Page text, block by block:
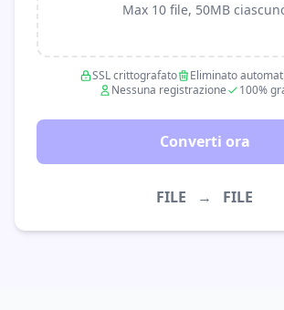
Max 10 file, 50MB
SSL crittografato
Eliminato
Nessuna registrazione
100%
Converti ora
FILE → FILE